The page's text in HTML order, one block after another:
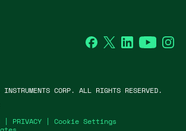
Facebook
Twitter LinkedInYouTube
| PRIVACY | Cookie Settings
INSTRUMENTS CORP. ALL RIGHTS RESERVED.